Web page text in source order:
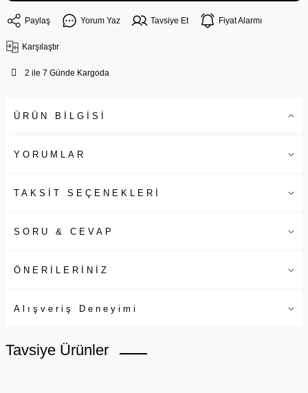
Paylaş Yorum Yaz Tavsiye Et Fiyat Alarmı
Karşılaştır
2 ile 7 Günde Kargoda
ÜRÜN BİLGİSİ
YORUMLAR
TAKSİT SEÇENEKLERİ
SORU & CEVAP
ÖNERİLERİNİZ
Alışveriş Deneyimi
Tavsiye Ürünler